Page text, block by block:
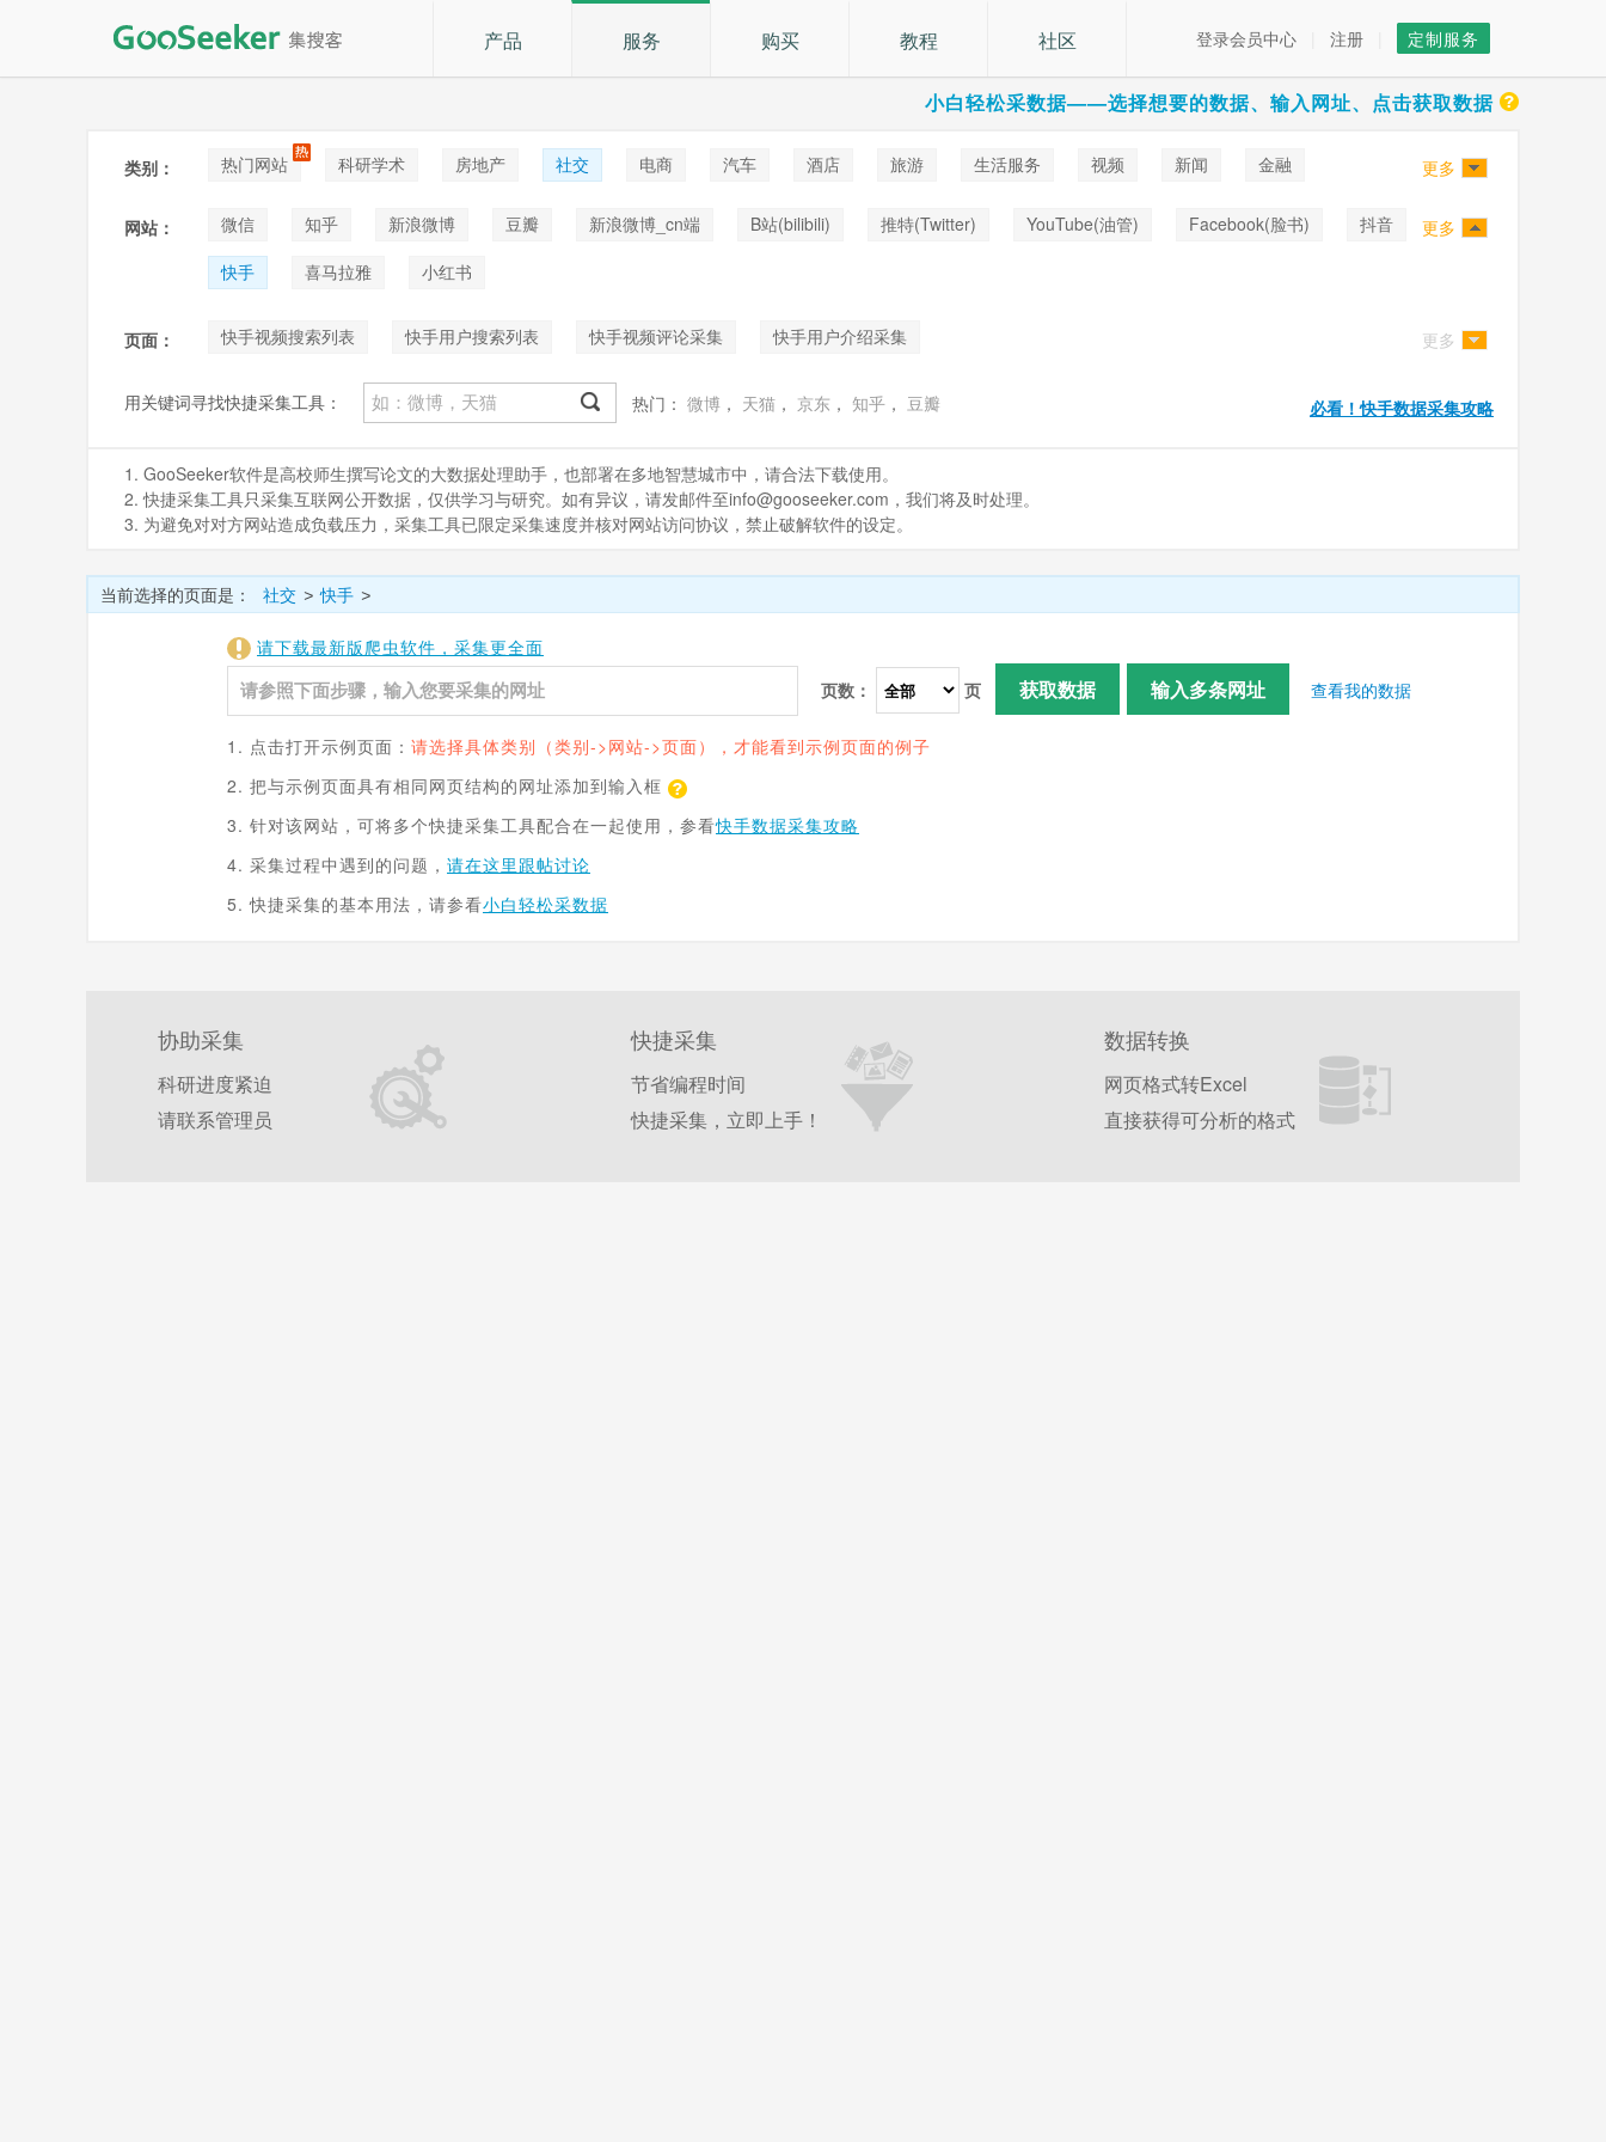
产品 服务 购买 教程 社区 登录会员中心 注册 定制服务
小白轻松采数据——选择想要的数据、输入网址、点击获取数据
类别： 热门网站 科研学术 房地产 社交 电商 汽车 酒店 旅游 生活服务 视频 新闻
金融
论坛贴吧
拍卖 音乐
更多
网站： 微信 知乎 新浪微博 豆瓣 新浪微博_cn端 B站(bilibili) 推特(Twitter) YouTube(油管) Facebook(脸书)
抖音
快手
喜马拉雅 小红书
更多
页面： 快手视频搜索列表 快手用户搜索列表 快手视频评论采集 快手用户介绍采集 更多
用关键词寻找快捷采集工具： 热门： 微博 ， 天猫 ， 京东 ， 知乎 ， 豆瓣 必看！快手数据采集攻略
1. GooSeeker软件是高校师生撰写论文的大数据处理助手，也部署在多地智慧城市中，请合法下载使用。
2. 快捷采集工具只采集互联网公开数据，仅供学习与研究。如有异议，请发邮件至info@gooseeker.com，我们将及时处理。
3. 为避免对对方网站造成负载压力，采集工具已限定采集速度并核对网站访问协议，禁止破解软件的设定。
当前选择的页面是： 社交 > 快手 >
请下载最新版爬虫软件，采集更全面
页数：
页 获取数据 输入多条网址 查看我的数据
1. 点击打开示例页面： 请选择具体类别（类别->网站->页面），才能看到示例页面的例子
2. 把与示例页面具有相同网页结构的网址添加到输入框
3. 针对该网站，可将多个快捷采集工具配合在一起使用，参看快手数据采集攻略
4. 采集过程中遇到的问题， 请在这里跟帖讨论
5. 快捷采集的基本用法，请参看小白轻松采数据
协助采集
科研进度紧迫
请联系管理员
快捷采集
节省编程时间
快捷采集，立即上手！
数据转换
网页格式转Excel
直接获得可分析的格式